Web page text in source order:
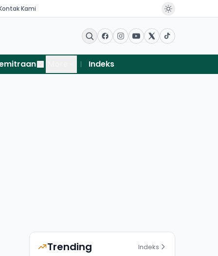
Kami
Indeks
Trending Indeks